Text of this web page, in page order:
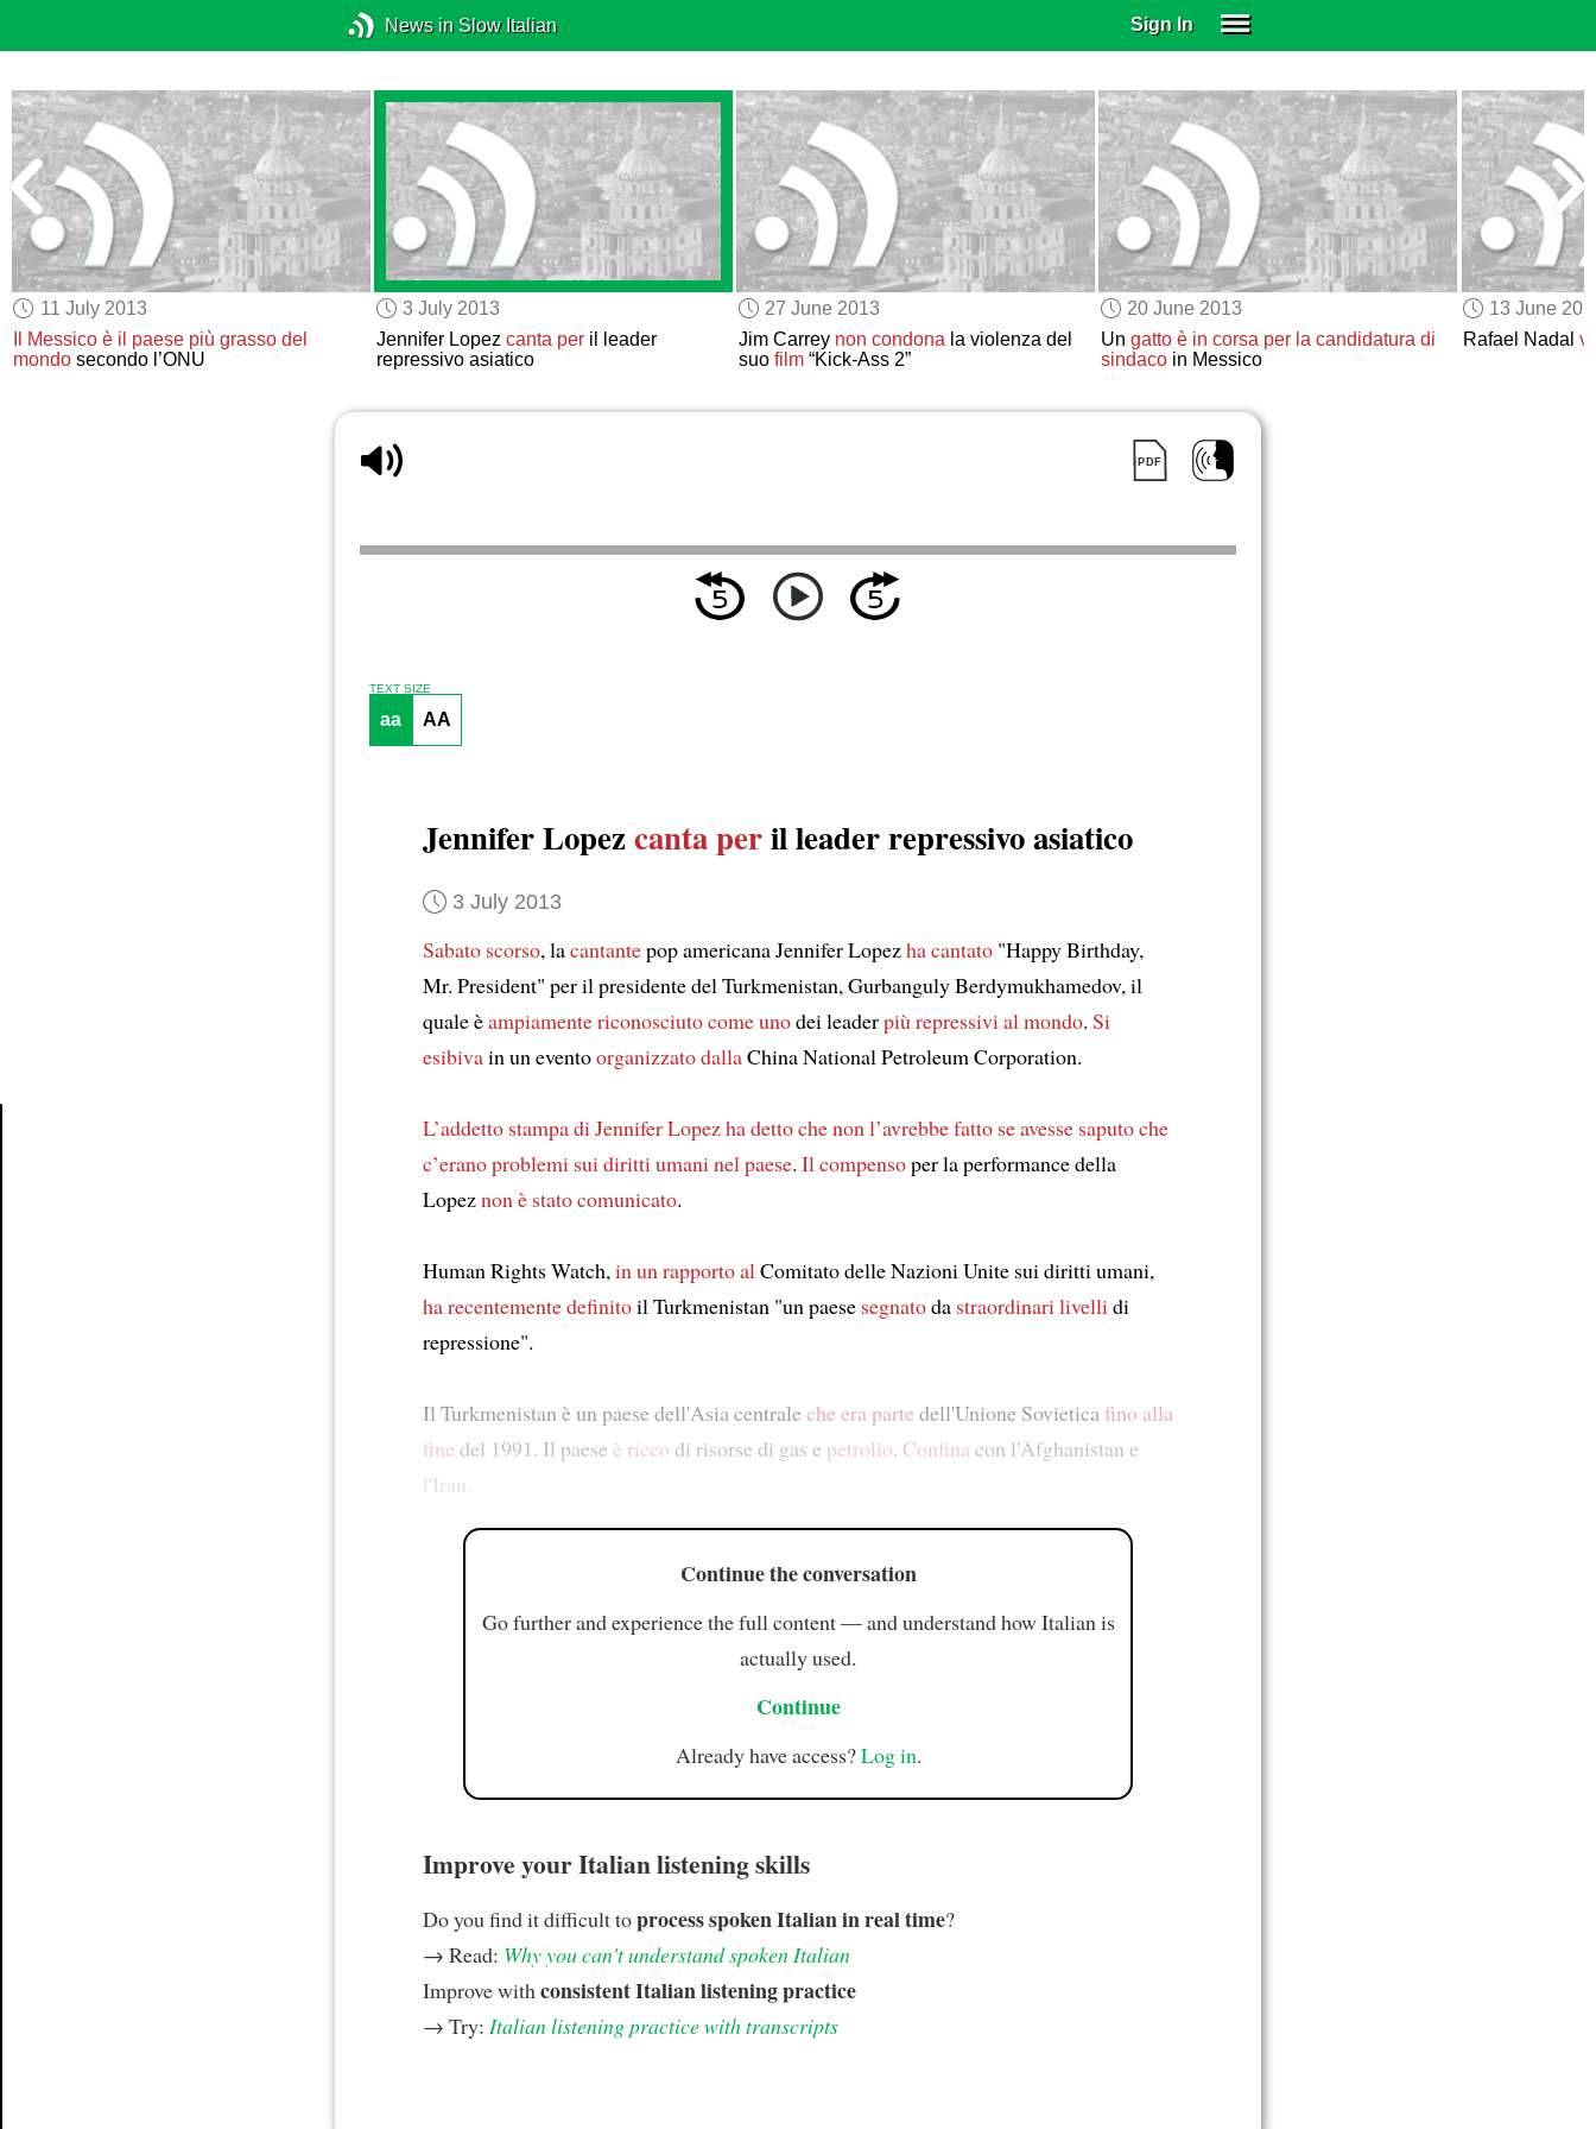
News in Slow Italian Sign In
SUBSCRIBE
EDUCATIONAL LICENSES
GIFT CARDS
OTHER LANGUAGES
ABOUT US
ALEXA
ADJUST COLORS
11 July 2013
Il Messico è il paese più grasso del
mondo secondo l’ONU
3 July 2013
Jennifer Lopez canta peril leader
repressivo asiatico
27 June 2013
Jim Carrey non condonala violenza del
suo film“Kick-Ass 2”
20 June 2013
Un gatto è in corsa per la candidatura di
sindacoin Messico
13 June
Rafael Nadal
TEXT SIZE
aa AA
Jennifer Lopezcanta peril leader repressivo asiatico
3 July 2013
Sabato scorso, lacantantepop americana Jennifer Lopezha cantato "Happy Birthday,
Mr. President" per il presidente del Turkmenistan, Gurbanguly Berdymukhamedov, il
quale èampiamentericonosciutocome unodei leaderpiù repressivial mondo. Si
esibivain un eventoorganizzato dallaChina National Petroleum Corporation.
L’addetto stampa di Jennifer Lopezha dettoche non l’avrebbe fatto se avesse saputo che
c’eranoproblemi sui diritti umaninel paese. Il compensoper la performance della
Lopeznon è stato comunicato.
Human Rights Watch,in un rapporto alComitato delle Nazioni Unite sui diritti umani,
ha recentemente definitoil Turkmenistan "un paese segnatoda straordinari livellidi
repressione".
Il Turkmenistan è un paese dell'Asia centraleche era partedell'Unione Sovietica fino alla
fine del 1991. Il paese è ricco di risorse di gas e petrolio. Confina con l'Afghanistan e
l'Iran.
Continue the conversation
Go further and experience the full content — and understand how Italian is
actually used.
Continue
Already have access?Log in.
Improve your Italian listening skills
Do you find it difficult toprocess spoken Italian in real time?
→ Read: Why you can't understand spoken Italian
Improve withconsistent Italian listening practice
→ Try: Italian listening practice with transcripts